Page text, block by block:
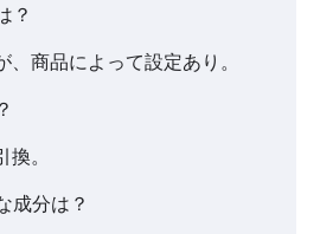
？
商品によって設定あり。
。
成分は？